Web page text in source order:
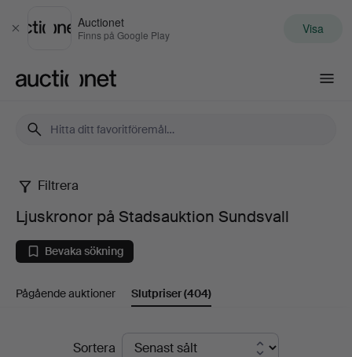
Stäng
Auctionet
Finns på Google Play Visa
Ljuskronor
på
Stadsauktion
Sundsvall
Filtrera
Ljuskronor på Stadsauktion Sundsvall
Bevaka sökning
Pågående auktioner Slutpriser(404)
SlutpriserSortera